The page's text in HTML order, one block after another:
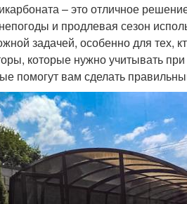
– это отличное
и продлевая сезон
задачей, особенно для тех,
которые нужно учитывать
помогут вам сделать